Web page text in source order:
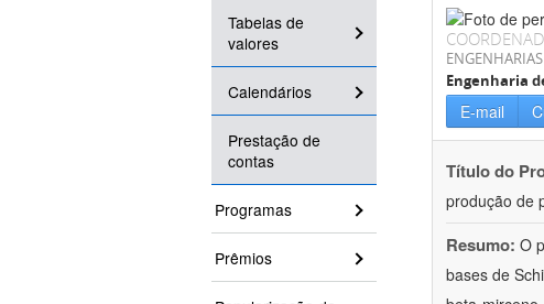
Tabelas de
valores
Calendários
Prestação de
contas
Programas
Prêmios
ENGENHARIAS
Engenharia
E-mail
Título do
produção de
Resumo: O
bases de